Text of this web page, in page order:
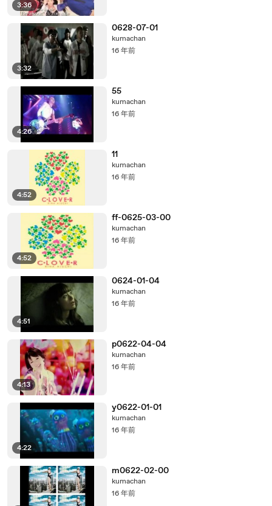
3:36
3:32
0628-07-01
kumachan
16 年前
4:26
55
kumachan
16 年前
4:52
11
kumachan
16 年前
4:52
ff-0625-03-00
kumachan
16 年前
4:51
0624-01-04
kumachan
16 年前
4:13
p0622-04-04
kumachan
16 年前
4:22
y0622-01-01
kumachan
16 年前
m0622-02-00
kumachan
16 年前